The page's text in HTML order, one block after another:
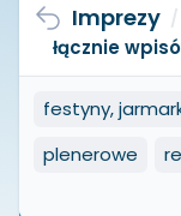
Imprezy /
łącznie
festyny,
plenerowe
sportowe,